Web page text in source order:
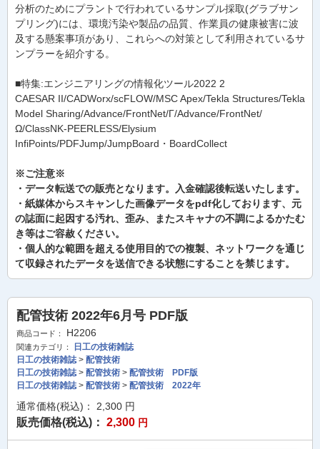
分析のためにプラントで行われているサンプル採取(グラブサン
プリング)には、環境汚染や製品の品質、作業員の健康被害に波
及する懸案事項があり、これらへの対策として利用されているサ
ンプラーを紹介する。
■特集:エンジニアリングの情報化ツール2022 2
CAESAR II/CADWorx/scFLOW/MSC Apex/Tekla Structures/Tekla
Model Sharing/Advance/FrontNet/Γ/Advance/FrontNet/
Ω/ClassNK-PEERLESS/Elysium
InfiPoints/PDFJump/JumpBoard・BoardCollect
※ご注意※
・データ転送での販売となります。入金確認後転送いたします。
・紙媒体からスキャンした画像データをpdf化しております、元
の誌面に起因する汚れ、歪み、またスキャナの不調によるかたむ
き等はご容赦ください。
・個人的な範囲を超える使用目的での複製、ネットワークを通じ
て収録されたデータを送信できる状態にすることを禁じます。
配管技術 2022年6月号 PDF版
商品コード： H2206
関連カテゴリ：
日工の技術雑誌
日工の技術雑誌> 配管技術
日工の技術雑誌> 配管技術 > 配管技術 PDF版
日工の技術雑誌> 配管技術 > 配管技術 2022年
通常価格(税込)： 2,300 円
販売価格(税込)： 2,300 円